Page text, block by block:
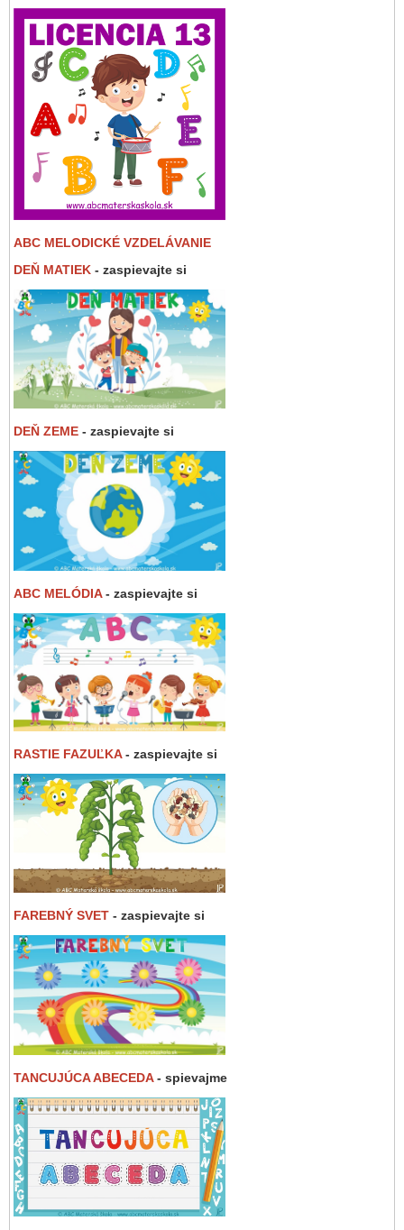
ABC MELODICKÉ VZDELÁVANIE
DEŇ MATIEK - zaspievajte si
DEŇ ZEME - zaspievajte si
ABC MELÓDIA- zaspievajte si
RASTIE FAZUĽKA- zaspievajte si
FAREBNÝ SVET - zaspievajte si
TANCUJÚCA ABECEDA- spievajme